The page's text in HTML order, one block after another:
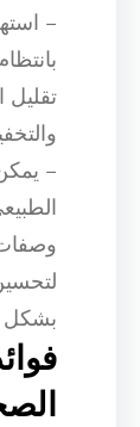
–
تقليل
–
وصفات
بشكل